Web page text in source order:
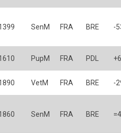
SenM FRA BRE -
PupM FRA PDL
VetM FRA BRE -
SenM FRA BRE